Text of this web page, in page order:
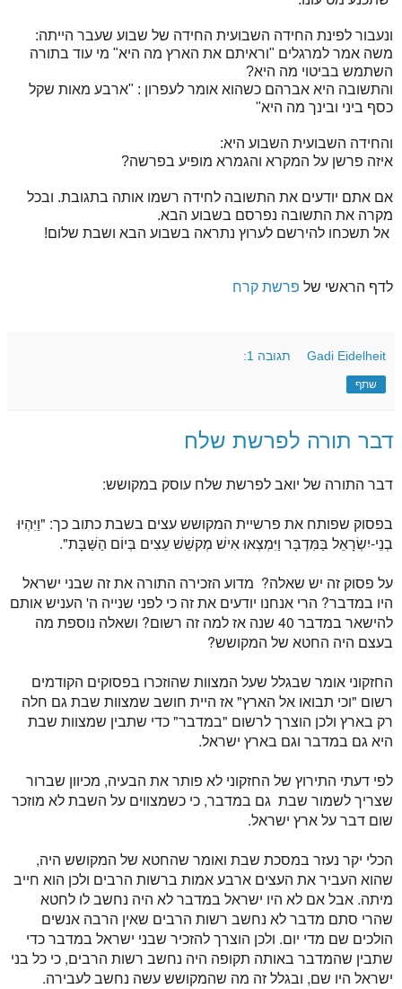
ונעבור לפינת החידה השבועית החידה של שבוע שעבר הייתה:
משה אמר למרגלים "וראיתם את הארץ מה היא" מי עוד בתורה
השתמש בביטוי מה היא?
והתשובה היא אברהם כשהוא אומר לעפרון : "ארבע מאות שקל
כסף ביני ובינך מה היא"
והחידה השבועית השבוע היא:
איזה פרשן על המקרא והגמרא מופיע בפרשה?
אם אתם יודעים את התשובה לחידה רשמו אותה בתגובת. ובכל
מקרה את התשובה נפרסם בשבוע הבא.
אל תשכחו להירשם לערוץ נתראה בשבוע הבא ושבת שלום!
לדף הראשי של פרשת קרח
Gadi Eidelheit תגובה 1:
שתף
דבר תורה לפרשת שלח
דבר התורה של יואב לפרשת שלח עוסק במקושש:
בפסוק שפותח את פרשיית המקושש עצים בשבת כתוב כך: "וַיִּהְיוּ
בְנֵי-יִשְׂרָאֵל בַּמִּדְבָּר וַיִּמְצְאוּ אִישׁ מְקשֵׁשׁ עֵצִים בְּיוֹם הַשַּׁבָּת".
על פסוק זה יש שאלה? מדוע הזכירה התורה את זה שבני ישראל
היו במדבר? הרי אנחנו יודעים את זה כי לפני שנייה ה' העניש אותם
להישאר במדבר 40 שנה אז למה זה רשום?
ושאלה נוספת מה
בעצם היה החטא של המקושש?
החזקוני אומר שבגלל שעל המצוות שהוזכרו בפסוקים הקודמים
רשום "וכי תבואו אל הארץ" אז היית חושב שמצוות שבת גם חלה
רק בארץ ולכן הוצרך לרשום "במדבר" כדי שתבין שמצוות שבת
היא גם במדבר וגם בארץ ישראל.
לפי דעתי התירוץ של החזקוני לא פותר את הבעיה, מכיוון שברור
שצריך לשמור שבת גם במדבר, כי כשמצווים על השבת לא מוזכר
שום דבר על ארץ ישראל.
הכלי יקר נעזר במסכת שבת ואומר שהחטא של המקושש היה,
שהוא העביר את העצים ארבע אמות ברשות הרבים ולכן הוא חייב
מיתה. אבל אם לא היו ישראל במדבר לא היה נחשב לו לחטא
שהרי סתם מדבר לא נחשב רשות הרבים שאין הרבה אנשים
הולכים שם מדי יום. ולכן הוצרך להזכיר שבני ישראל במדבר כדי
שתבין שהמדבר באותה תקופה היה נחשב רשות הרבים, כי כל בני
ישראל היו שם, ובגלל זה מה שהמקושש עשה נחשב לעבירה.